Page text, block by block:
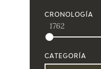
CONTACT
CRONOLOGÍA
1762
CATEGORÍA